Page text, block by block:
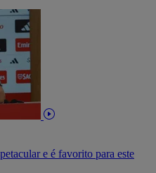
e é favorito para este